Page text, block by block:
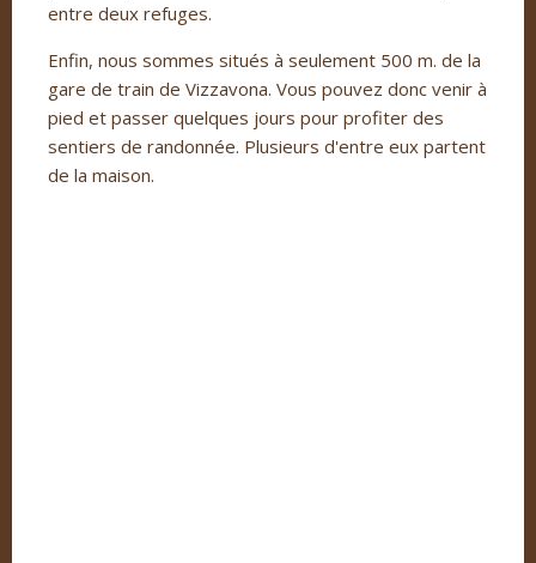
entre deux refuges.
Enfin, nous sommes situés à seulement 500 m. de la
gare de train de Vizzavona. Vous pouvez donc venir à
pied et passer quelques jours pour profiter des
sentiers de randonnée. Plusieurs d'entre eux partent
de la maison.